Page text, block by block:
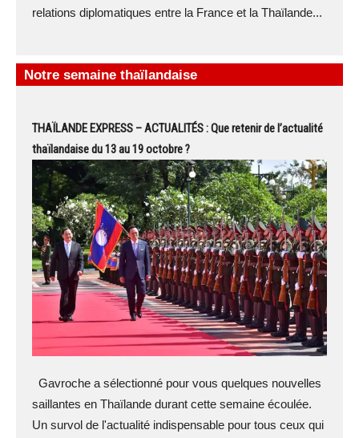
relations diplomatiques entre la France et la Thaïlande...
Notre semaine thaïlandaise
THAÏLANDE EXPRESS – ACTUALITÉS : Que retenir de l’actualité
thaïlandaise du 13 au 19 octobre ?
Gavroche a sélectionné pour vous quelques nouvelles
saillantes en Thaïlande durant cette semaine écoulée.
Un survol de l'actualité indispensable pour tous ceux qui